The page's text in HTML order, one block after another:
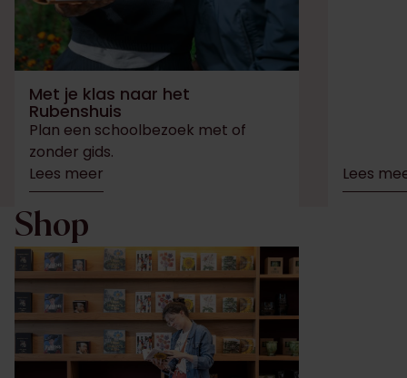
Met je klas naar het
Rubenshuis
Plan een schoolbezoek met of
zonder gids.
Lees meer
Lees
Shop